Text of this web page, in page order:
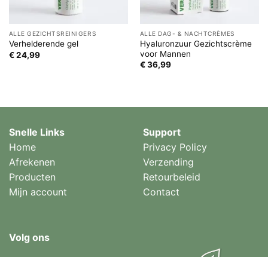
ALLE GEZICHTSREINIGERS
Verhelderende gel
€24,99
ALLE DAG- & NACHTCRÈMES
Hyaluronzuur Gezichtscrème
voor Mannen
€36,99
Snelle Links
Home
Afrekenen
Producten
Mijn account
Support
Privacy Policy
Verzending
Retourbeleid
Contact
Volg ons